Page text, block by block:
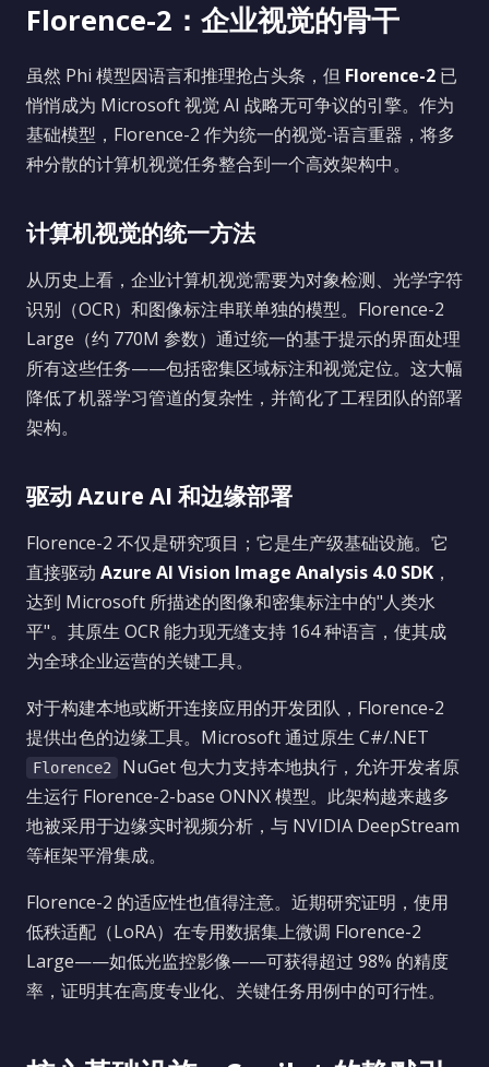
Florence-2：企业视觉的骨干
虽然 Phi 模型因语言和推理抢占头条，但 Florence-2 已
悄悄成为 Microsoft 视觉 AI 战略无可争议的引擎。作为
基础模型，Florence-2 作为统一的视觉-语言重器，将多
种分散的计算机视觉任务整合到一个高效架构中。
计算机视觉的统一方法
从历史上看，企业计算机视觉需要为对象检测、光学字符
识别（OCR）和图像标注串联单独的模型。Florence-2
Large（约 770M 参数）通过统一的基于提示的界面处理
所有这些任务——包括密集区域标注和视觉定位。这大幅
降低了机器学习管道的复杂性，并简化了工程团队的部署
架构。
驱动 Azure AI 和边缘部署
Florence-2 不仅是研究项目；它是生产级基础设施。它
直接驱动 Azure AI Vision Image Analysis 4.0 SDK ，
达到 Microsoft 所描述的图像和密集标注中的"人类水
平"。其原生 OCR 能力现无缝支持 164 种语言，使其成
为全球企业运营的关键工具。
对于构建本地或断开连接应用的开发团队，Florence-2
提供出色的边缘工具。Microsoft 通过原生 C#/.NET
Florence2
NuGet 包大力支持本地执行，允许开发者原
生运行 Florence-2-base ONNX 模型。此架构越来越多
地被采用于边缘实时视频分析，与 NVIDIA DeepStream
等框架平滑集成。
Florence-2 的适应性也值得注意。近期研究证明，使用
低秩适配（LoRA）在专用数据集上微调 Florence-2
Large——如低光监控影像——可获得超过 98% 的精度
率，证明其在高度专业化、关键任务用例中的可行性。